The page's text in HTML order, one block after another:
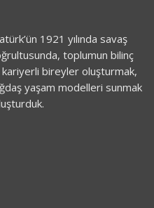
1921 yılında savaş
toplumun bilinç
bireyler oluşturmak,
yaşam modelleri sunmak